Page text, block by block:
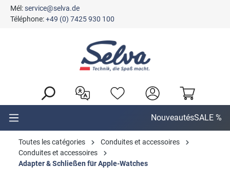
principal
Mél:service@selva.de
Téléphone:+49 (0) 7425 930 100
NouveautésSALE %
Toutes les catégories
Conduites et accessoires
Conduites et accessoires
Adapter & Schließen für Apple-Watches